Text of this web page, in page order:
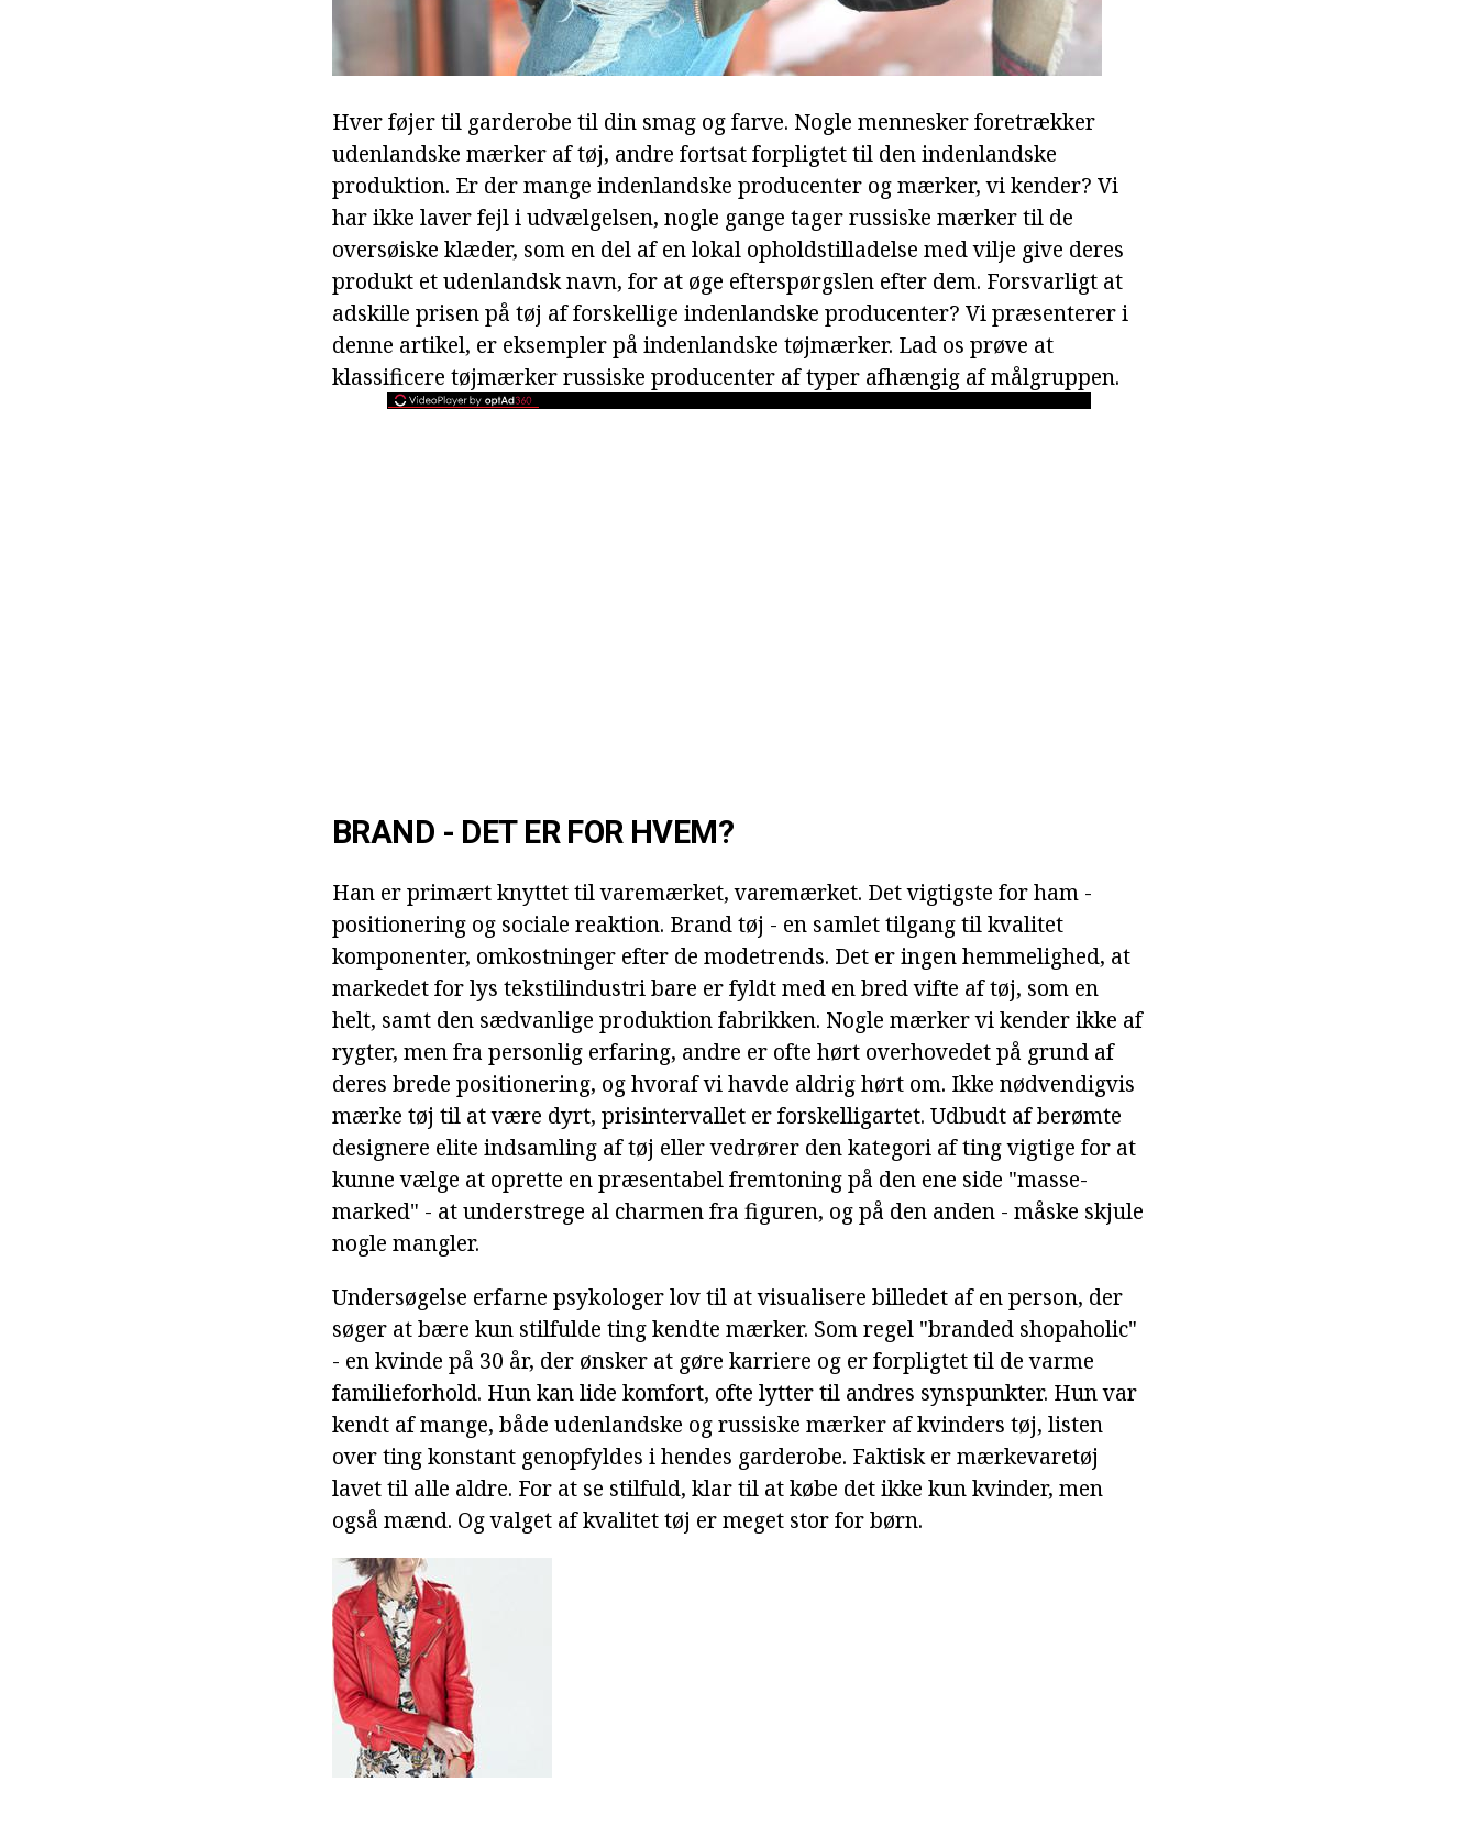
Hver føjer til garderobe til din smag og farve. Nogle mennesker foretrækker
udenlandske mærker af tøj, andre fortsat forpligtet til den indenlandske
produktion. Er der mange indenlandske producenter og mærker, vi kender? Vi
har ikke laver fejl i udvælgelsen, nogle gange tager russiske mærker til de
oversøiske klæder, som en del af en lokal opholdstilladelse med vilje give deres
produkt et udenlandsk navn, for at øge efterspørgslen efter dem. Forsvarligt at
adskille prisen på tøj af forskellige indenlandske producenter? Vi præsenterer i
denne artikel, er eksempler på indenlandske tøjmærker. Lad os prøve at
klassificere tøjmærker russiske producenter af typer afhængig af målgruppen.
BRAND - DET ER FOR HVEM?
Han er primært knyttet til varemærket, varemærket. Det vigtigste for ham -
positionering og sociale reaktion. Brand tøj - en samlet tilgang til kvalitet
komponenter, omkostninger efter de modetrends. Det er ingen hemmelighed, at
markedet for lys tekstilindustri bare er fyldt med en bred vifte af tøj, som en
helt, samt den sædvanlige produktion fabrikken. Nogle mærker vi kender ikke af
rygter, men fra personlig erfaring, andre er ofte hørt overhovedet på grund af
deres brede positionering, og hvoraf vi havde aldrig hørt om. Ikke nødvendigvis
mærke tøj til at være dyrt, prisintervallet er forskelligartet. Udbudt af berømte
designere elite indsamling af tøj eller vedrører den kategori af ting vigtige for at
kunne vælge at oprette en præsentabel fremtoning på den ene side "masse-
marked" - at understrege al charmen fra figuren, og på den anden - måske skjule
nogle mangler.
Undersøgelse erfarne psykologer lov til at visualisere billedet af en person, der
søger at bære kun stilfulde ting kendte mærker. Som regel "branded shopaholic"
- en kvinde på 30 år, der ønsker at gøre karriere og er forpligtet til de varme
familieforhold. Hun kan lide komfort, ofte lytter til andres synspunkter. Hun var
kendt af mange, både udenlandske og russiske mærker af kvinders tøj, listen
over ting konstant genopfyldes i hendes garderobe. Faktisk er mærkevaretøj
lavet til alle aldre. For at se stilfuld, klar til at købe det ikke kun kvinder, men
også mænd. Og valget af kvalitet tøj er meget stor for børn.